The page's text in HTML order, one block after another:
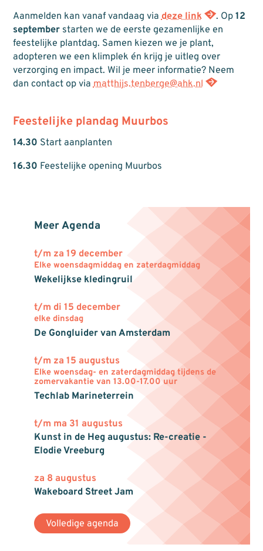
Aanmelden kan vanaf vandaag viadeze link . Op 12
septemberstarten we de eerste gezamenlijke en
feestelijke plantdag. Samen kiezen we je plant,
adopteren we een klimplek én krijg je uitleg over
verzorging en impact. Wil je meer informatie? Neem
dan contact op viamatthijs.tenberge@ahk.nl
Feestelijke plandag Muurbos
14.30 Start aanplanten
16.30 Feestelijke opening Muurbos
Meer Agenda
t/m za 19 december
Elke woensdagmiddag en zaterdagmiddag
Wekelijkse kledingruil
t/m di 15 december
elke dinsdag
De Gongluider van Amsterdam
t/m za 15 augustus
Elke woensdag- en zaterdagmiddag tijdens de
zomervakantie van 13.00-17.00 uur
Techlab Marineterrein
t/m ma 31 augustus
Kunst in de Heg augustus: Re-creatie -
Elodie Vreeburg
za 8 augustus
Wakeboard Street Jam
Volledige agenda